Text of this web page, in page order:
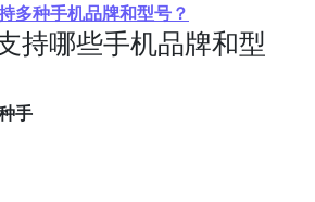
多种手机品牌和型号？
持哪些手机品牌和型
手